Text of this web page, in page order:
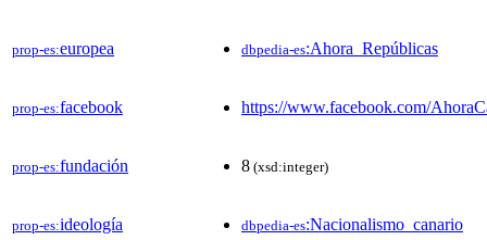
prop-es:europea dbpedia-es:Ahora_Repúblicas
prop-es:facebook https://www.facebook.com/
prop-es:fundación 8 (xsd:integer)
prop-es:ideología dbpedia-es:Nacionalismo_canario